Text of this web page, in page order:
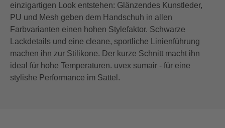
einzigartigen Look entstehen: Glänzendes Kunstleder,
PU und Mesh geben dem Handschuh in allen
Farbvarianten einen hohen Stylefaktor. Schwarze
Lackdetails und eine cleane, sportliche Linienführung
machen ihn zur Stilikone. Der kurze Schnitt macht ihn
ideal für hohe Temperaturen. uvex sumair - für eine
stylishe Performance im Sattel.